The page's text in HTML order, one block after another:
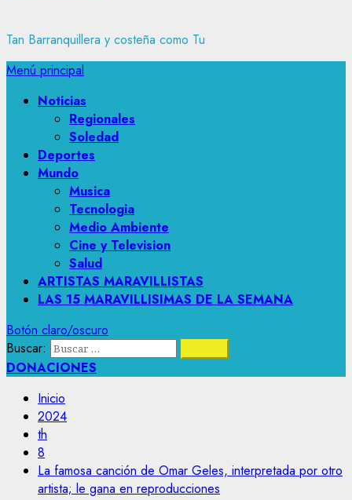
Tan Barranquillera y costeña como Tu
Menú principal
Noticias
Regionales
Soledad
Deportes
Mundo
Musica
Tecnologia
Medio Ambiente
Cine y Television
Salud
ARTISTAS MARAVILLISTAS
LAS 15 MARAVILLISIMAS DE LA SEMANA
Botón claro/oscuro
Buscar:
DONACIONES
Inicio
2024
th
8
La famosa canción de Omar Geles, interpretada por otro
artista; le gana en reproducciones